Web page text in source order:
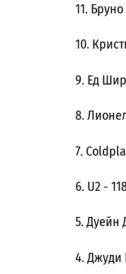
11.
10.
9. Ед
8.
7.
6. U2 -
5. Дуейн
4. Джуди